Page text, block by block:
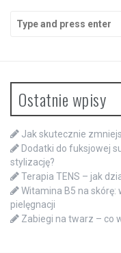
for:
Ostatnie wpisy
Jak skutecznie
Dodatki do fuksjowej
stylizację?
Terapia TENS – jak
Witamina B5 na skórę:
pielęgnacji
Zabiegi na twarz – co